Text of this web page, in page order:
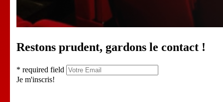
Restons prudent, gardons le contact !
* required field
Je m'inscris!